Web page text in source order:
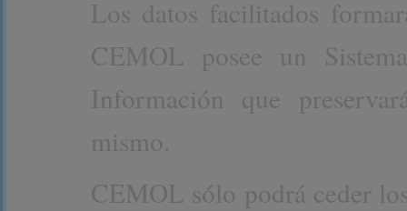
Los datos facilitados
CEMOL posee un
Información que
mismo.
CEMOL sólo podrá ceder